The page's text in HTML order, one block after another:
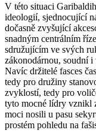
V této situaci
ideologií, sjednocující
dočasně zvyšující
snadným centrálním
sdružujícím ve svých
zákonodárnou, soudní
Navíc držitelé fasces
tedy pro družiny
zvyklostí, tedy pro
tyto mocné lídry vznikl
moci nosili u pasu
prostém pohledu na